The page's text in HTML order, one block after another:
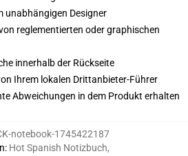
unabhängigen Designer
reglementierten oder graphischen
innerhalb der Rückseite
Ihrem lokalen Drittanbieter-Führer
Abweichungen in dem Produkt erhalten
notebook-1745422187
: Hot Spanish Notizbuch,